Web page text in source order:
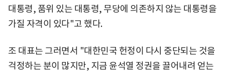
대통령, 품위 있는 대통령, 무당에 의존하지 않는 대통령을
가질 자격이 있다"고 했다.
조 대표는 그러면서 "대한민국 헌정이 다시 중단되는 것을
걱정하는 분이 많지만, 지금 윤석열 정권을 끌어내려 얻는